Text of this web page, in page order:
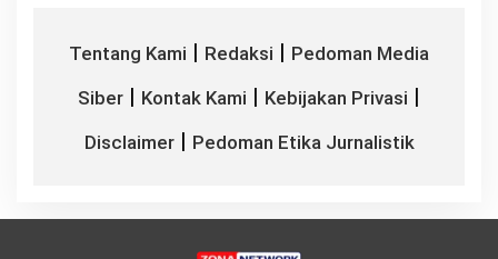
Tentang Kami | Redaksi | Pedoman Media
Siber | Kontak Kami | Kebijakan Privasi |
Disclaimer| Pedoman Etika Jurnalistik